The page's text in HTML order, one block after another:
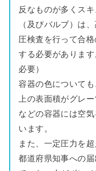
反なものが多くス
（及びバルブ）は
圧検査を行って合
する必要がありま
必要）
容器の色について
上の表面積がグレ
などの容器には空
います。
また、一定圧力を
都道府県知事への